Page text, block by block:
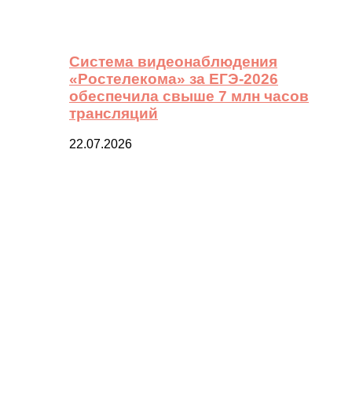
Система видеонаблюдения
«Ростелекома» за ЕГЭ-2026
обеспечила свыше 7 млн часов
трансляций
22.07.2026